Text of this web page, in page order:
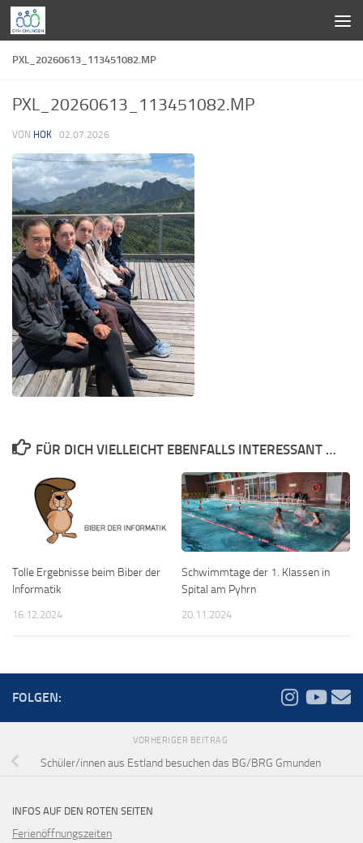
Zum Inhalt springen
PXL_20260613_113451082.MP
PXL_20260613_113451082.MP
VON HOK · 02.07.2026
FÜR DICH VIELLEICHT EBENFALLS INTERESSANT …
Tolle Ergebnisse beim Biber der
Informatik
16.12.2024
Schwimmtage der 1. Klassen in
Spital am Pyhrn
20.11.2024
FOLGEN:
VORHERIGER BEITRAG
Schüler/innen aus Estland besuchen das BG/BRG Gmunden
INFOS AUF DEN ROTEN SEITEN
Ferienöffnungszeiten